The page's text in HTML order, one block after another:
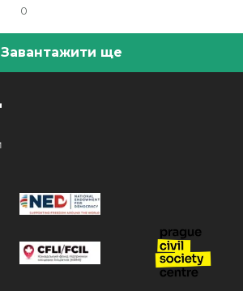
0
Завантажити ще